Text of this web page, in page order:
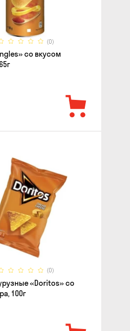
(0)
со вкусом
(0)
«Doritos» со
100г